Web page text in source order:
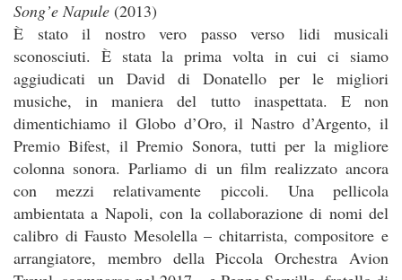
Song’e Napule (2013)
È stato il nostro vero passo verso lidi musicali
sconosciuti. È stata la prima volta in cui ci siamo
aggiudicati un David di Donatello per le migliori
musiche, in maniera del tutto inaspettata. E non
dimentichiamo il Globo d’Oro, il Nastro d’Argento, il
Premio Bifest, il Premio Sonora, tutti per la migliore
colonna sonora. Parliamo di un film realizzato ancora
con mezzi relativamente piccoli. Una pellicola
ambientata a Napoli, con la collaborazione di nomi del
calibro di Fausto Mesolella – chitarrista, compositore e
arrangiatore, membro della Piccola Orchestra Avion